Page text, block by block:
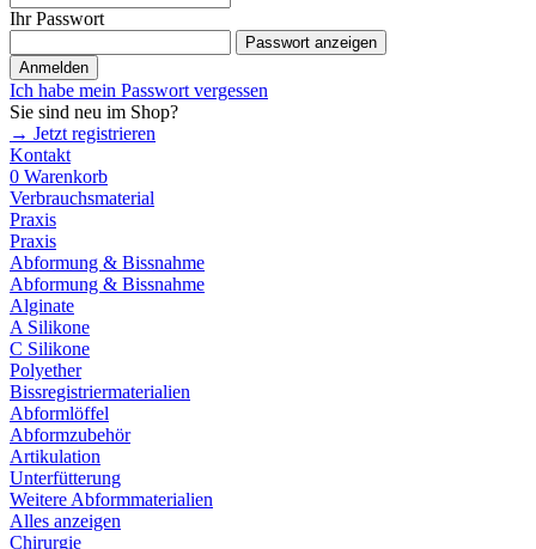
Ihr Passwort
Passwort anzeigen
Anmelden
Ich habe mein Passwort vergessen
Sie sind neu im Shop?
→ Jetzt registrieren
Kontakt
0 Warenkorb
Verbrauchsmaterial
Praxis
Praxis
Abformung & Bissnahme
Abformung & Bissnahme
Alginate
A Silikone
C Silikone
Polyether
Bissregistriermaterialien
Abformlöffel
Abformzubehör
Artikulation
Unterfütterung
Weitere Abformmaterialien
Alles anzeigen
Chirurgie